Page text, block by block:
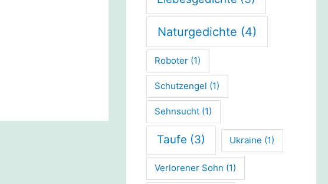
Naturgedichte (4)
Roboter (1)
Schutzengel (1)
Sehnsucht (1)
Taufe (3) Ukraine (1)
Verlorener Sohn (1)